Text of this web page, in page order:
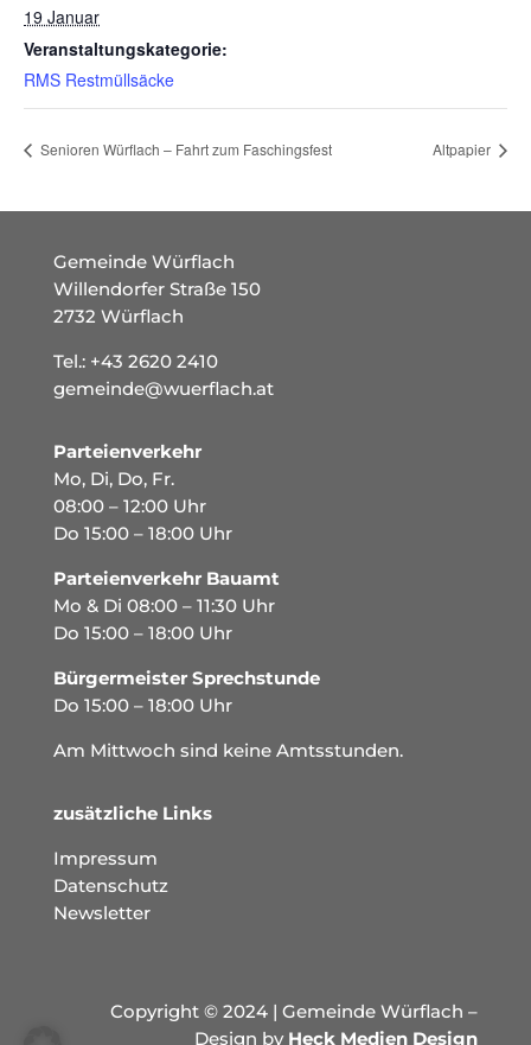
19 Januar
Veranstaltungskategorie:
RMS Restmüllsäcke
Senioren Würflach – Fahrt zum Faschingsfest Altpapier
Gemeinde Würflach
Willendorfer Straße 150
2732 Würflach
Tel.: +43 2620 2410
gemeinde@wuerflach.at
Parteienverkehr
Mo, Di, Do, Fr.
08:00 – 12:00 Uhr
Do 15:00 – 18:00 Uhr
Parteienverkehr Bauamt
Mo & Di 08:00 – 11:30 Uhr
Do 15:00 – 18:00 Uhr
Bürgermeister Sprechstunde
Do 15:00 – 18:00 Uhr
Am Mittwoch sind keine Amtsstunden.
zusätzliche Links
Impressum
Datenschutz
Newsletter
Copyright © 2024 | Gemeinde Würflach –
Design by Heck Medien Design